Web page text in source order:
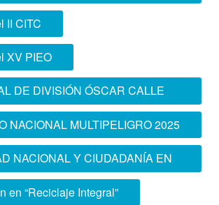
ilícito de inmigrantes
II CITC
XV PIEO
DE DIVISIÓN ÓSCAR CALLE
OFRECIÓ CONFERENCIA
MAGISTRAL
NACIONAL MULTIPELIGRO 2025
NACIONAL Y CIUDADANÍA EN
PRG
en “Reciclaje Integral”